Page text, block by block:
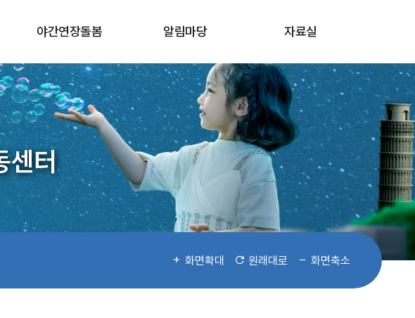
야간연장돌봄 알림마당 자료실
센터
화면확대 원래대로 화면축소